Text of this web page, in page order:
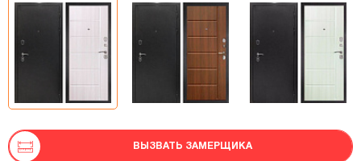
ВЫЗВАТЬ ЗАМЕРЩИКА